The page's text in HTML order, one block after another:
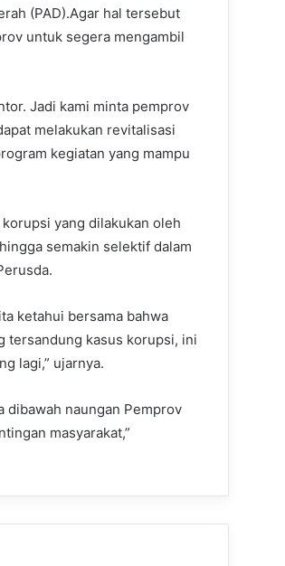
(PAD).Agar hal tersebut
untuk segera mengambil
Jadi kami minta pemprov
melakukan revitalisasi
kegiatan yang mampu
yang dilakukan oleh
semakin selektif dalam
ketahui bersama bahwa
tersandung kasus korupsi, ini
lagi,” ujarnya.
dibawah naungan Pemprov
masyarakat,”